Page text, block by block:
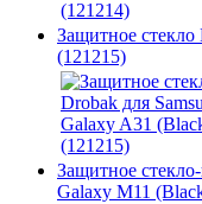
Защитное
(121215)
Защитное
Galaxy M11